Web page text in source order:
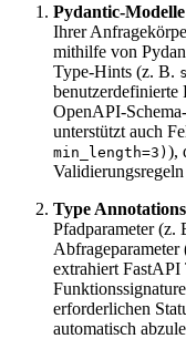
Pydantic-Modelle
Ihrer
mithilfe von
Type-Hints (z. B.
benutzerdefinierte
OpenAPI-
unterstützt auch
min_length=3) ),
Type
Pfadparameter (z.
Abfrageparameter
extrahiert
erforderlichen
automatisch